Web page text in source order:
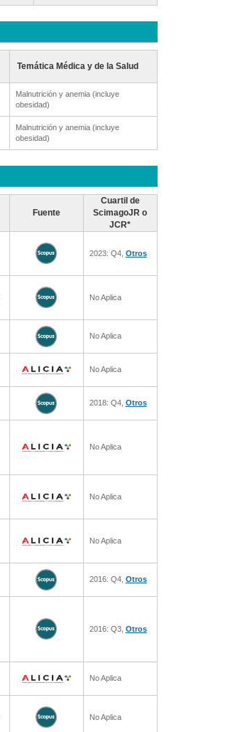
Temática Médica y de la Salud
Malnutrición y anemia (incluye
obesidad)
Malnutrición y anemia (incluye
obesidad)
Fuente
Cuartil de
ScimagoJR o
JCR*
2023: Q4, Otros
No Aplica
No Aplica
No Aplica
2018: Q4, Otros
No Aplica
No Aplica
No Aplica
2016: Q4, Otros
2016: Q3, Otros
No Aplica
No Aplica